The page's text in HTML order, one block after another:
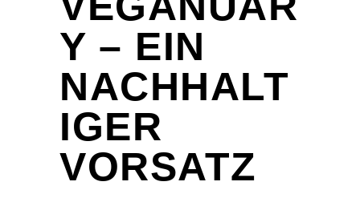
Y – EIN
NACHHALT
IGER
VORSATZ